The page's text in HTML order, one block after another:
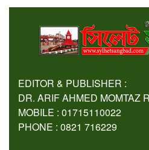
EDITOR & PUBLISHER :
DR. ARIF AHMED MOMTAZ
MOBILE : 01715110022
PHONE : 0821 716229